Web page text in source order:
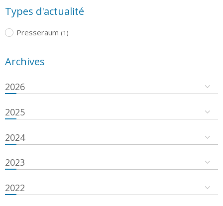
Types d'actualité
Presseraum (1)
Archives
2026
2025
2024
2023
2022